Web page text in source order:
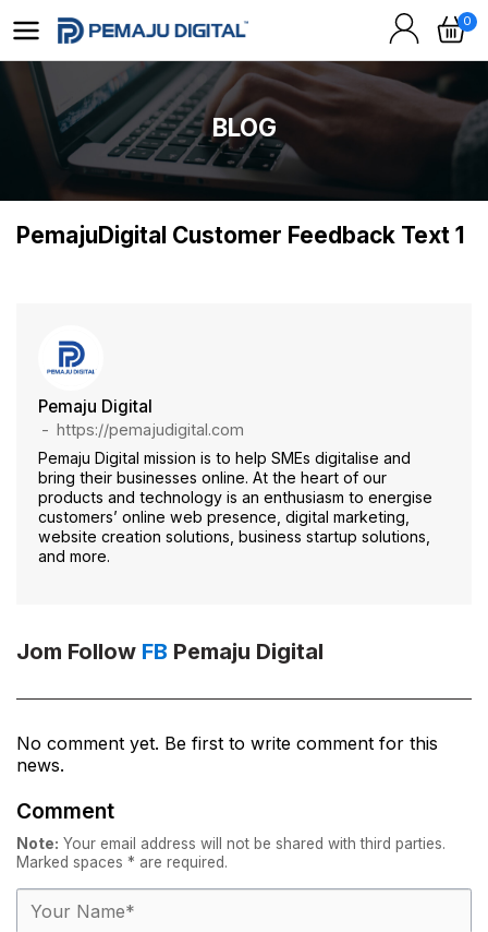
0
BLOG
PemajuDigital Customer Feedback Text 1
Pemaju Digital
https://pemajudigital.com
Pemaju Digital mission is to help SMEs digitalise and
bring their businesses online. At the heart of our
products and technology is an enthusiasm to energise
customers’ online web presence, digital marketing,
website creation solutions, business startup solutions,
and more.
Jom Follow FB Pemaju Digital
No comment yet. Be first to write comment for this
news.
Comment
Note: Your email address will not be shared with third parties.
Marked spaces * are required.